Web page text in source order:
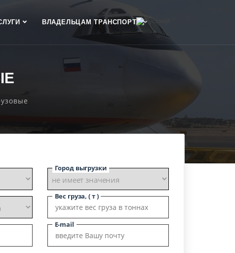
ВЛАДЕЛЬЦАМ ТРАНСПОРТА
Город выгрузки
Вес груза, ( т )
E-mail